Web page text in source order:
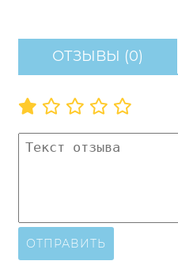
ОТЗЫВЫ (0)
ОТПРАВИТЬ